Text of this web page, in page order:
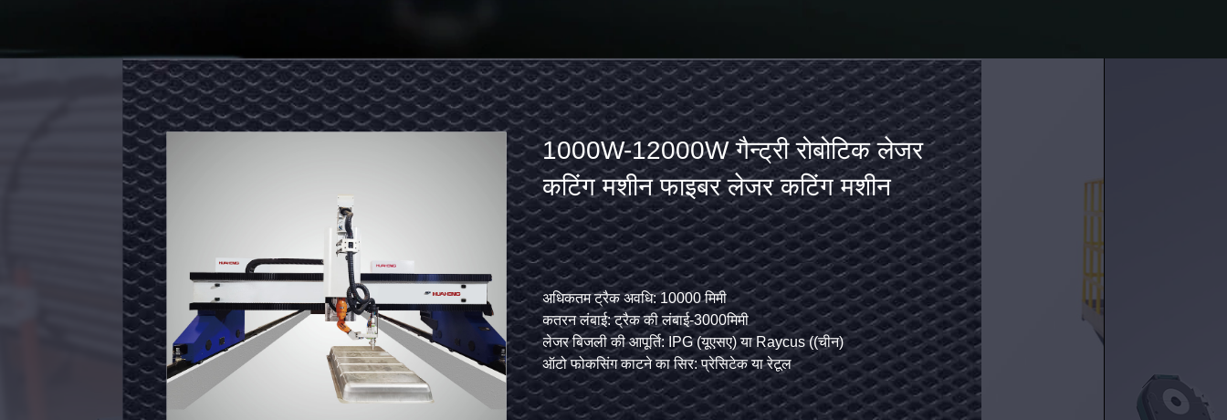
ट्यूब/
ट्यूबशीट
ऑटोमैटिक
रोबोटिक
वेल्डिंग पाइप रेंज (मिमी): Φ8~Φ110
घूर्णन गति (आरपीएम): 0.13 ~ 6.75
तार की अधिकतम फ़ीड गति ((mm/min): 2500
टॉर्च झुकाव स्ट्रोक (°): -20°~40°
1000W-
12000W
रोबोटिक
लेजर
कटिंग
मशीन
फाइबर
अधिकतम ट्रैक अवधि: 10000 मिमी
कतरन लंबाई: ट्रैक की लंबाई-3000मिमी
लेजर बिजली की आपूर्ति: IPG (यूएसए) या Raycus ((चीन)
ऑटो फोकसिंग काटने का सिर: प्रेसिटेक या रेटूल
स्थिर अनुदैर्ध्य सीम वेल्डर प्रणाली सीम
वेल्डिंग मशीन उच्च प्रदर्शन
मॉडल: एचएल1500/एचएल2000/एचएल3000
वेल्डिंग ट्रॉली गति (मिमी/इंच)(इंच/मिनट): 50-5000
एकल मशाल के लिए अधिकतम वेल्डिंग लंबाई (मिमी/इंच): 3000
डबल टॉर्च के लिए अधिकतम वेल्डिंग लंबाई (मिमी/इंच): 2600